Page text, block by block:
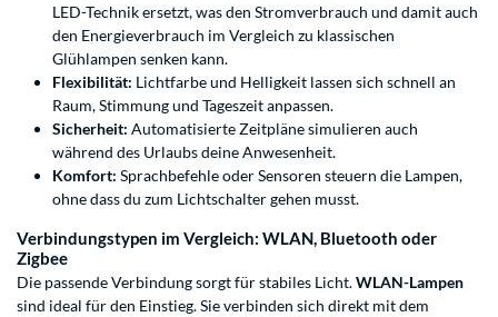
LED-Technik ersetzt, was den Stromverbrauch und damit auch
den Energieverbrauch im Vergleich zu klassischen
Glühlampen senken kann.
Flexibilität: Lichtfarbe und Helligkeit lassen sich schnell an
Raum, Stimmung und Tageszeit anpassen.
Sicherheit: Automatisierte Zeitpläne simulieren auch
während des Urlaubs deine Anwesenheit.
Komfort: Sprachbefehle oder Sensoren steuern die Lampen,
ohne dass du zum Lichtschalter gehen musst.
Verbindungstypen im Vergleich: WLAN, Bluetooth oder
Zigbee
Die passende Verbindung sorgt für stabiles Licht.WLAN-Lampen
sind ideal für den Einstieg. Sie verbinden sich direkt mit dem